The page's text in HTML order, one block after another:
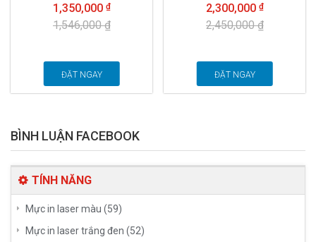
1,350,000
1,546,000 ₫
ĐẶT NGAY
2,300,000
2,450,000 ₫
ĐẶT NGAY
BÌNH LUẬN FACEBOOK
TÍNH NĂNG
Mực in laser màu (59)
Mực in laser trắng đen (52)